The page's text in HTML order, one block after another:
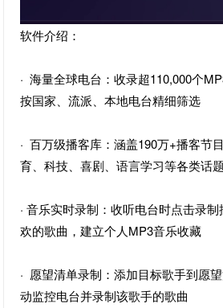
软件介绍：
· 海量全球电台：收录超110,000个
按国家、流派、本地电台精细筛选
· 百万级播客库：涵盖190万+播客节
育、科技、喜剧、语言学习等各类话题
· 音乐实时录制：收听电台时点击录
欢的歌曲，建立个人MP3音乐收藏
· 愿望清单录制：添加目标歌手到愿
动监控电台并录制该歌手的歌曲